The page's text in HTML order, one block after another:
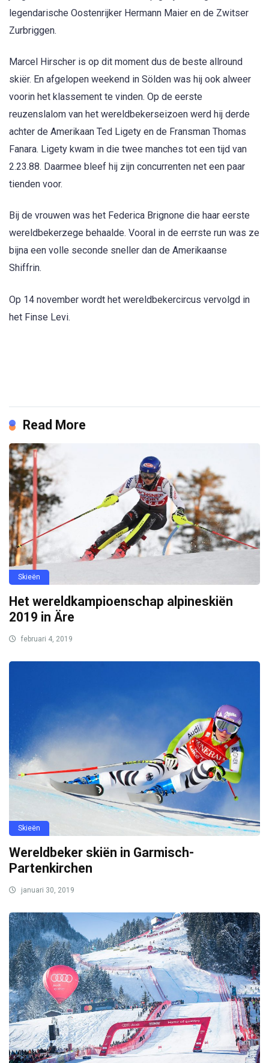
legendarische Oostenrijker Hermann Maier en de Zwitser
Zurbriggen.
Marcel Hirscher is op dit moment dus de beste allround
skiër. En afgelopen weekend in Sölden was hij ook alweer
voorin het klassement te vinden. Op de eerste
reuzenslalom van het wereldbekerseizoen werd hij derde
achter de Amerikaan Ted Ligety en de Fransman Thomas
Fanara. Ligety kwam in die twee manches tot een tijd van
2.23.88. Daarmee bleef hij zijn concurrenten net een paar
tienden voor.
Bij de vrouwen was het Federica Brignone die haar eerste
wereldbekerzege behaalde. Vooral in de eerrste run was ze
bijna een volle seconde sneller dan de Amerikaanse
Shiffrin.
Op 14 november wordt het wereldbekercircus vervolgd in
het Finse Levi.
Read More
Skieën
Het wereldkampioenschap alpineskiën
2019 in Äre
februari 4, 2019
Skieën
Wereldbeker skiën in Garmisch-
Partenkirchen
januari 30, 2019